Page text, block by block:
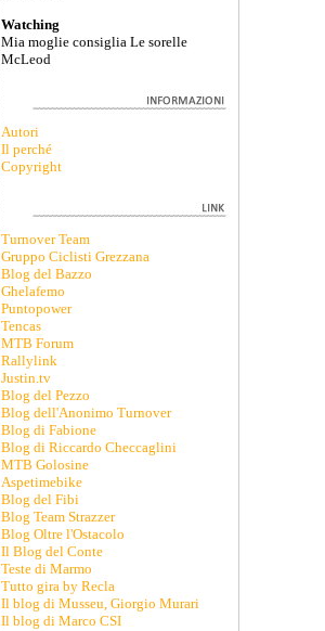
Watching
Mia moglie consiglia Le sorelle
McLeod
Autori
Il perché
Copyright
Turnover Team
Gruppo Ciclisti Grezzana
Blog del Bazzo
Ghelafemo
Puntopower
Tencas
MTB Forum
Rallylink
Justin.tv
Blog del Pezzo
Blog dell'Anonimo Turnover
Blog di Fabione
Blog di Riccardo Checcaglini
MTB Golosine
Aspetimebike
Blog del Fibi
Blog Team Strazzer
Blog Oltre l'Ostacolo
Il Blog del Conte
Teste di Marmo
Tutto gira by Recla
Il blog di Musseu, Giorgio Murari
Il blog di Marco CSI